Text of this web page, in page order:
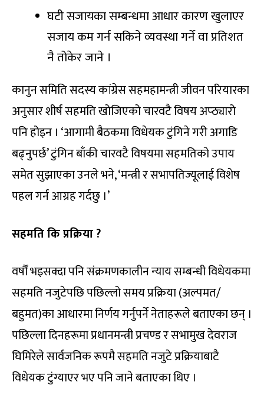
घटी सजायका सम्बन्धमा आधार कारण खुलाएर
सजाय कम गर्न सकिने व्यवस्था गर्ने वा प्रतिशत
नै तोकेर जाने ।
कानुन समिति सदस्य कांग्रेस सहमहामन्त्री जीवन परियारका
अनुसार शीर्ष सहमति खोजिएको चारवटै विषय अप्ठ्यारो
पनि होइन । ‘आगामी बैठकमा विधेयक टुंगिने गरी अगाडि
बढ्नुपर्छ’ टुंगिन बाँकी चारवटै विषयमा सहमतिको उपाय
समेत सुझाएका उनले भने, ‘मन्त्री र सभापतिज्यूलाई विशेष
पहल गर्न आग्रह गर्दछु ।’
सहमति कि प्रक्रिया ?
वर्षौं भइसक्दा पनि संक्रमणकालीन न्याय सम्बन्धी विधेयकमा
सहमति नजुटेपछि पछिल्लो समय प्रक्रिया (अल्पमत/
बहुमत)का आधारमा निर्णय गर्नुपर्ने नेताहरूले बताएका छन् ।
पछिल्ला दिनहरूमा प्रधानमन्त्री प्रचण्ड र सभामुख देवराज
घिमिरेले सार्वजनिक रूपमै सहमति नजुटे प्रक्रियाबाटै
विधेयक टुंग्याएर भए पनि जाने बताएका थिए ।